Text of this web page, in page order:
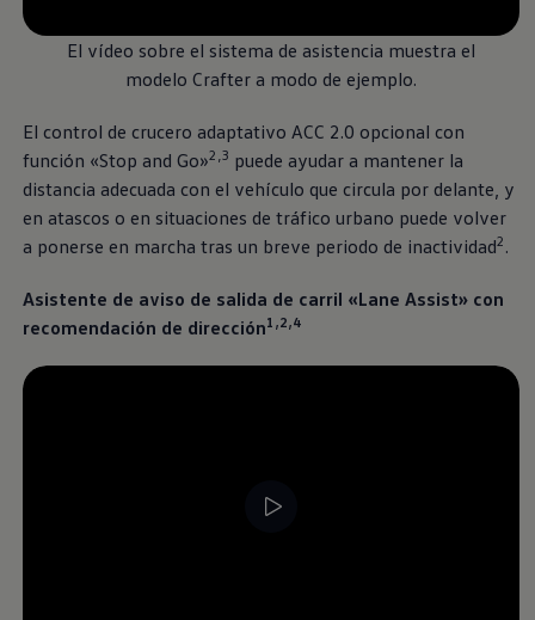
Financiación Estándar
Financiación para Volkswagen de ocasión
Seguros
Conectividad
Ventajas para profesionales
Ventajas para particulares
VW Connect
Descarga de nuevas funcionalidades
Actualización de software
Clientes y posventa
Mantenimiento y reparaciones
Plan de mantenimiento
Garantía Volkswagen
Ventajas para profesionales
Remaining time, --
El vídeo sobre el sistema de asistencia muestra el
modelo Crafter a modo de ejemplo.
El control de crucero adaptativo ACC 2.0 opcional con
función «Stop and Go»2,3 puede ayudar a mantener la
distancia adecuada con el vehículo que circula por delante, y
en atascos o en situaciones de tráfico urbano puede volver
a ponerse en marcha tras un breve periodo de inactividad2 .
Asistente de aviso de salida de carril «Lane Assist» con
recomendación de dirección1,2,4